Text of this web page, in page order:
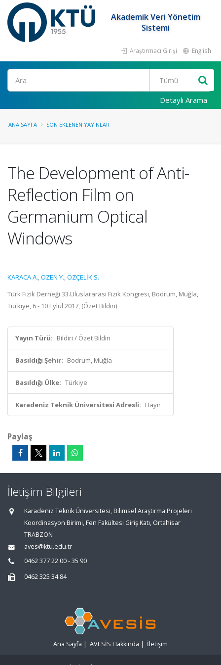
Akademik Veri Yönetim
Sistemi
Araştırmacı Girişi English
Ara
Detaylı Arama
ANA SAYFA SON EKLENEN YAYINLAR
The Development of Anti-
Reflection Film on
Germanium Optical
Windows
KARACA A.,ÖZEN Y.,ÖZÇELİK S.
Türk Fizik Derneği 33.Uluslararası Fizik Kongresi, Bodrum, Muğla,
Türkiye, 6 - 10 Eylül 2017, (Özet Bildiri)
Yayın Türü: Bildiri / Özet Bildiri
Basıldığı Şehir: Bodrum, Muğla
Basıldığı Ülke: Türkiye
Karadeniz Teknik Üniversitesi Adresli: Hayır
Paylaş
İletişim Bilgileri
Karadeniz Teknik Üniversitesi, Bilimsel Araştırma Projeleri
Koordinasyon Birimi, Fen Fakültesi Giriş Katı, Ortahisar
TRABZON
aves@ktu.edu.tr
0462 377 22 00 - 35 90
0462 325 34 84
Ana Sayfa | AVESİS Hakkında | İletişim